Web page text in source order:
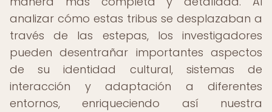
analizar cómo estas tribus se desplazaban a
través de las estepas, los investigadores
pueden desentrañar importantes aspectos
de su identidad cultural, sistemas de
interacción y adaptación a diferentes
entornos, enriqueciendo así nuestra